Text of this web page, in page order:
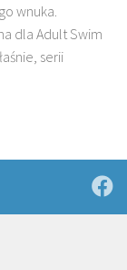
wnuka.
dla Adult Swim
serii